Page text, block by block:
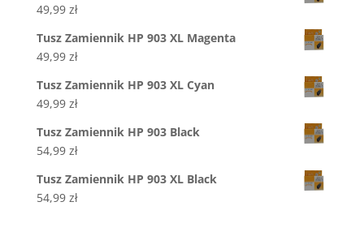
49,99 zł
Tusz Zamiennik HP 903 XL Magenta
49,99 zł
Tusz Zamiennik HP 903 XL Cyan
49,99 zł
Tusz Zamiennik HP 903 Black
54,99 zł
Tusz Zamiennik HP 903 XL Black
54,99 zł